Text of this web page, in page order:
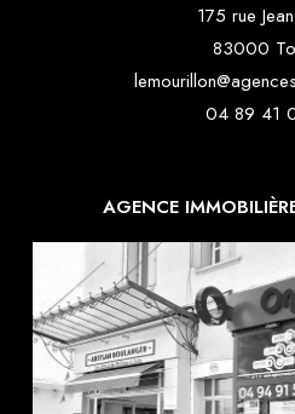
175 rue
83000
04 89 41
AGENCE